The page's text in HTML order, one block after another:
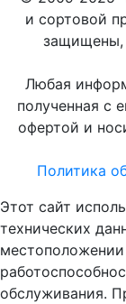
и сортовой
защищены,
Любая
полученная с
офертой и
Политика
Этот сайт
технических
обслуживания.